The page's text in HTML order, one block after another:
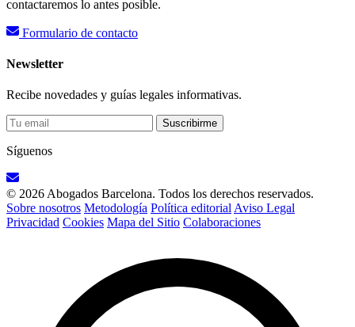
contactaremos lo antes posible.
Formulario de contacto
Newsletter
Recibe novedades y guías legales informativas.
Suscribirme
Síguenos
© 2026 Abogados Barcelona. Todos los derechos reservados.
Sobre nosotros Metodología Política editorial Aviso Legal
Privacidad Cookies Mapa del Sitio Colaboraciones